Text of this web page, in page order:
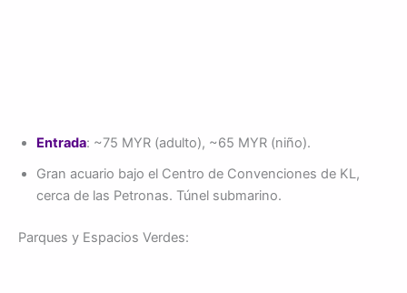
Entrada: ~75 MYR (adulto), ~65 MYR (niño).
Gran acuario bajo el Centro de Convenciones de KL,
cerca de las Petronas. Túnel submarino.
Parques y Espacios Verdes: